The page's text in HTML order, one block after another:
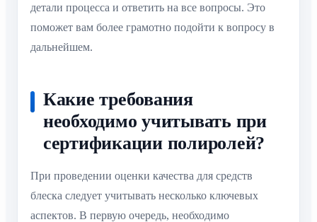
детали процесса и ответить на все вопросы. Это
поможет вам более грамотно подойти к вопросу в
дальнейшем.
Какие требования
необходимо учитывать при
сертификации полиролей?
При проведении оценки качества для средств
блеска следует учитывать несколько ключевых
аспектов. В первую очередь, необходимо